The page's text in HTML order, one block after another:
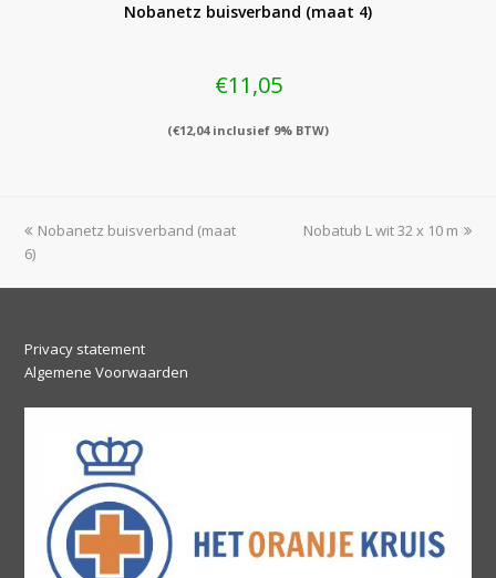
Nobanetz buisverband (maat 4)
€11,05
(€12,04inclusief 9% BTW)
previous
Nobanetz buisverband (maat
6)
next
Nobatub L wit 32 x 10 m
Privacy statement
Algemene Voorwaarden